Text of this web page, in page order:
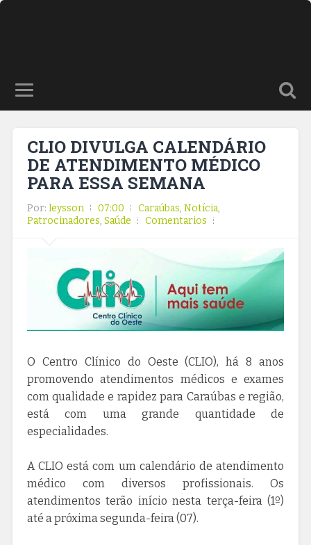
CLIO DIVULGA CALENDÁRIO
DE ATENDIMENTO MÉDICO
PARA ESSA SEMANA
Por: leysson 07:00 Caraúbas, Notícia,
Patrocinadores, Saúde Comentarios
O Centro Clínico do Oeste (CLIO), há 8 anos
promovendo atendimentos médicos e exames
com qualidade e rapidez para Caraúbas e região,
está com uma grande quantidade de
especialidades.
A CLIO está com um calendário de atendimento
médico com diversos profissionais. Os
atendimentos terão início nesta terça-feira (1º)
até a próxima segunda-feira (07).